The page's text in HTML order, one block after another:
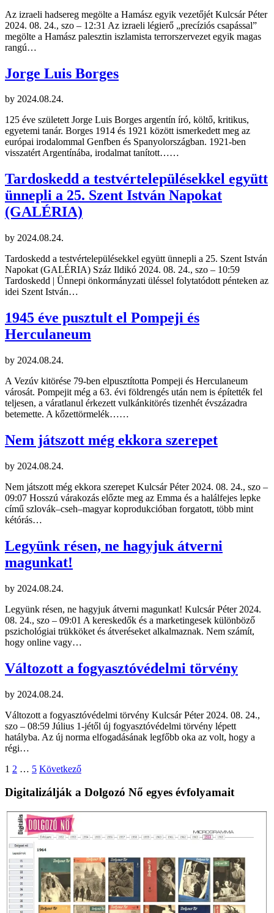
Az izraeli hadsereg megölte a Hamász egyik vezetőjét Kulcsár Péter
2024. 08. 24., szo – 12:31 Az izraeli légierő „precíziós csapással”
megölte a Hamász palesztin iszlamista terrorszervezet egyik magas
rangú…
Jorge Luis Borges
by 2024.08.24.
125 éve született Jorge Luis Borges argentín író, költő, kritikus,
egyetemi tanár. Borges 1914 és 1921 között ismerkedett meg az
európai irodalommal Genfben és Spanyolországban. 1921-ben
visszatért Argentínába, irodalmat tanított……
Tardoskedd a testvértelepülésekkel együtt
ünnepli a 25. Szent István Napokat
(GALÉRIA)
by 2024.08.24.
Tardoskedd a testvértelepülésekkel együtt ünnepli a 25. Szent István
Napokat (GALÉRIA) Száz Ildikó 2024. 08. 24., szo – 10:59
Tardoskedd | Ünnepi önkormányzati üléssel folytatódott pénteken az
idei Szent István…
1945 éve pusztult el Pompeji és
Herculaneum
by 2024.08.24.
A Vezúv kitörése 79-ben elpusztította Pompeji és Herculaneum
városát. Pompejit még a 63. évi földrengés után nem is építették fel
teljesen, a váratlanul érkezett vulkánkitörés tizenhét évszázadra
betemette. A kőzettörmelék……
Nem játszott még ekkora szerepet
by 2024.08.24.
Nem játszott még ekkora szerepet Kulcsár Péter 2024. 08. 24., szo –
09:07 Hosszú várakozás előzte meg az Emma és a halálfejes lepke
című szlovák–cseh–magyar koprodukcióban forgatott, több mint
kétórás…
Legyünk résen, ne hagyjuk átverni
magunkat!
by 2024.08.24.
Legyünk résen, ne hagyjuk átverni magunkat! Kulcsár Péter 2024.
08. 24., szo – 09:01 A kereskedők és a marketingesek különböző
pszichológiai trükköket és átveréseket alkalmaznak. Nem számít,
hogy online vagy…
Változott a fogyasztóvédelmi törvény
by 2024.08.24.
Változott a fogyasztóvédelmi törvény Kulcsár Péter 2024. 08. 24.,
szo – 08:59 Július 1-jétől új fogyasztóvédelmi törvény lépett
hatályba. Az új norma elfogadásának legfőbb oka az volt, hogy a
régi…
Bejegyzések
lapozása
1 2 … 5 Következő
Digitalizálják a Dolgozó Nő egyes évfolyamait